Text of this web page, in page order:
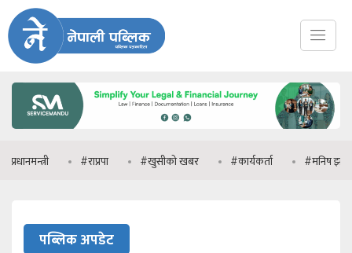
#राप्रपा #खुसीको खबर #कार्यकर्ता #मनिष झा
पब्लिक अपडेट